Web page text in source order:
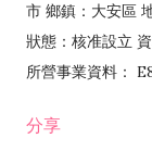
市 鄉鎮：大安區
狀態：核准設立
所營事業資料：
發業 H703090 不
分享